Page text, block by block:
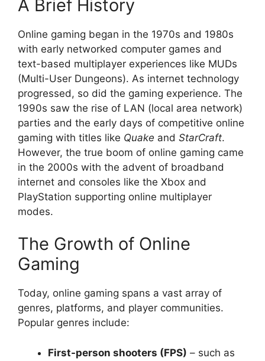
A Brief History
Online gaming began in the 1970s and 1980s
with early networked computer games and
text-based multiplayer experiences like MUDs
(Multi-User Dungeons). As internet technology
progressed, so did the gaming experience. The
1990s saw the rise of LAN (local area network)
parties and the early days of competitive online
gaming with titles like Quake and StarCraft.
However, the true boom of online gaming came
in the 2000s with the advent of broadband
internet and consoles like the Xbox and
PlayStation supporting online multiplayer
modes.
The Growth of Online
Gaming
Today, online gaming spans a vast array of
genres, platforms, and player communities.
Popular genres include:
First-person shooters (FPS) – such as